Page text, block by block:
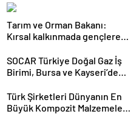
Tarım ve Orman Bakanı:
Kırsal kalkınmada gençlere
yapıyoruz
SOCAR Türkiye Doğal Gaz İş
Birimi, Bursa ve Kayseri’de
Türk Şirketleri Dünyanın En
Büyük Kompozit Malzemeler